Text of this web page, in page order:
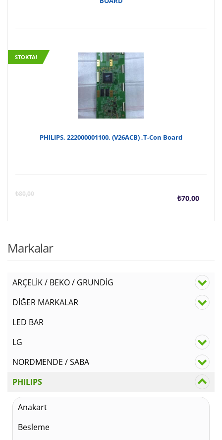
STOKTA!
PHILIPS, 222000001100, (V26ACB) ,T-Con Board
₺80,00 ₺70,00
Şu
Markalar
ARÇELİK / BEKO / GRUNDİG
DİĞER MARKALAR
LED BAR
LG
NORDMENDE / SABA
PHILIPS
Anakart
Besleme